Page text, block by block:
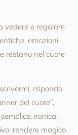
vedere e regalare
emozioni
restano nel cuore
rispondo
del cuore”,
ironica,
rendere magico